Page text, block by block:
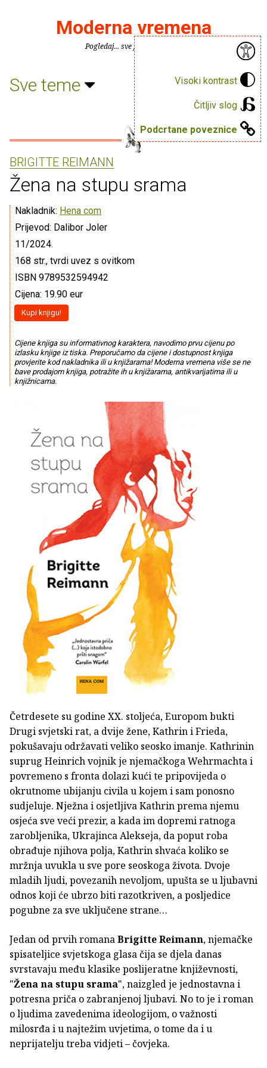
Visoki kontrast
Čitljiv slog
Podcrtane poveznice
Moderna vremena
Pogledaj... sve je puno knjiga.
Sve teme
BRIGITTE REIMANN
Žena na stupu srama
Nakladnik: Hena com
Prijevod: Dalibor Joler
11/2024.
168 str., tvrdi uvez s ovitkom
ISBN 9789532594942
Cijena: 19.90 eur
Kupi knjigu!
Cijene knjiga su informativnog karaktera, navodimo prvu cijenu po
izlasku knjige iz tiska. Preporučamo da cijene i dostupnost knjiga
provjerite kod nakladnika ili u knjižarama! Moderna vremena više se ne
bave prodajom knjiga, potražite ih u knjižarama, antikvarijatima ili u
knjižnicama.
Četrdesete su godine XX. stoljeća, Europom bukti
Drugi svjetski rat, a dvije žene, Kathrin i Frieda,
pokušavaju održavati veliko seosko imanje. Kathrinin
suprug Heinrich vojnik je njemačkoga Wehrmachta i
povremeno s fronta dolazi kući te pripovijeda o
okrutnome ubijanju civila u kojem i sam ponosno
sudjeluje. Nježna i osjetljiva Kathrin prema njemu
osjeća sve veći prezir, a kada im dopremi ratnoga
zarobljenika, Ukrajinca Alekseja, da poput roba
obrađuje njihova polja, Kathrin shvaća koliko se
mržnja uvukla u sve pore seoskoga života. Dvoje
mladih ljudi, povezanih nevoljom, upušta se u ljubavni
odnos koji će ubrzo biti razotkriven, a posljedice
pogubne za sve uključene strane…
Jedan od prvih romanaBrigitte Reimann, njemačke
spisateljice svjetskoga glasa čija se djela danas
svrstavaju među klasike poslijeratne književnosti,
"Žena na stupu srama", naizgled je jednostavna i
potresna priča o zabranjenoj ljubavi. No to je i roman
o ljudima zavedenima ideologijom, o važnosti
milosrđa i u najtežim uvjetima, o tome da i u
neprijatelju treba vidjeti – čovjeka.